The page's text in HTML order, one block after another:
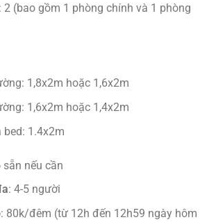
: 2 (bao gồm 1 phòng chính và 1 phòng
1,8x2m hoặc 1,6x2m
1,6x2m hoặc 1,4x2m
bed: 1.4x2m
sẵn nếu cần
: 4-5 người
: 80k/đêm (từ 12h đến 12h59 ngày hôm